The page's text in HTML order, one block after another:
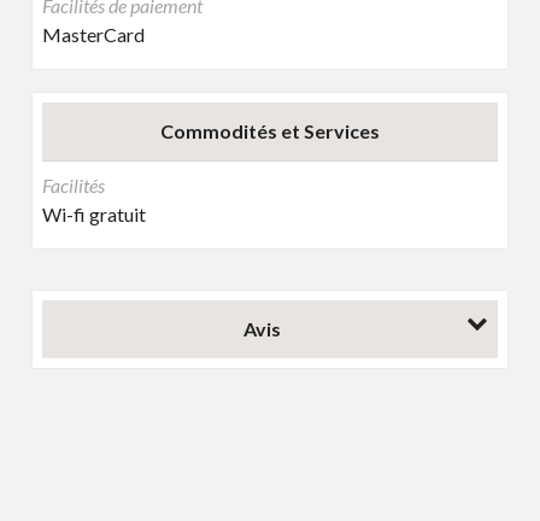
Facilités de paiement
MasterCard
Commodités et Services
Facilités
Wi-fi gratuit
Avis